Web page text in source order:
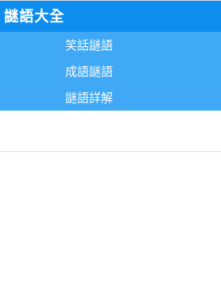
謎語大全
笑話謎語
成語謎語
謎語詳解